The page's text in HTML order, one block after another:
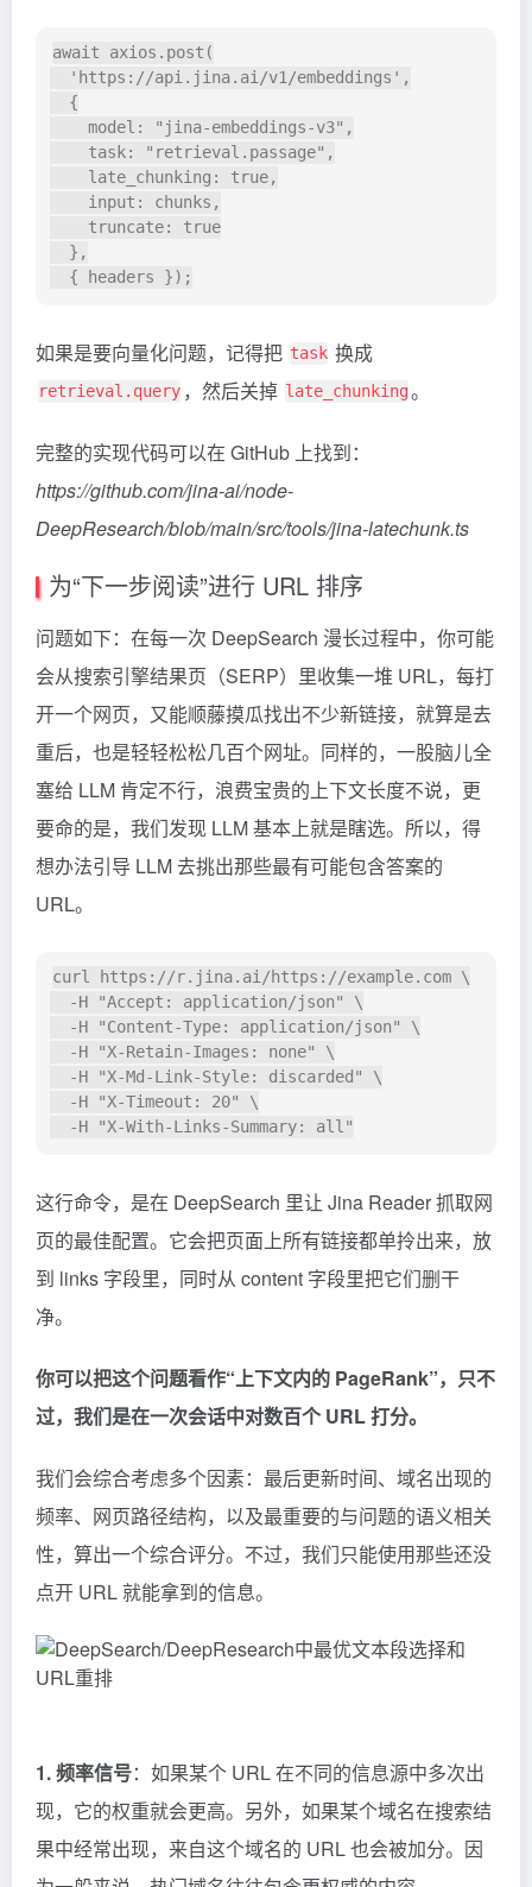
await axios.post(
'https://api.jina.ai/v1/embeddings',
{
model: "jina-embeddings-v3",
task: "retrieval.passage",
late_chunking: true,
input: chunks,
truncate: true
},
如果是要向量化问题，记得把 task 换成
retrieval.query ，然后关掉 late_chunking。
完整的实现代码可以在 GitHub 上找到：
https://github.com/jina-ai/node-
DeepResearch/blob/main/src/tools/jina-latechunk.ts
为“下一步阅读”进行 URL 排序
问题如下：在每一次 DeepSearch 漫长过程中，你可能
会从搜索引擎结果页（SERP）里收集一堆 URL，每打
开一个网页，又能顺藤摸瓜找出不少新链接，就算是去
重后，也是轻轻松松几百个网址。同样的，一股脑儿全
塞给 LLM 肯定不行，浪费宝贵的上下文长度不说，更
要命的是，我们发现 LLM 基本上就是瞎选。所以，得
想办法引导 LLM 去挑出那些最有可能包含答案的
URL。
curl https://r.jina.ai/https://example.com \
-H "Accept: application/json" \
-H "Content-Type: application/json" \
-H "X-Retain-Images: none" \
-H "X-Md-Link-Style: discarded" \
-H "X-Timeout: 20" \
这行命令，是在 DeepSearch 里让 Jina Reader 抓取网
页的最佳配置。它会把页面上所有链接都单拎出来，放
到 links 字段里，同时从 content 字段里把它们删干
净。
你可以把这个问题看作“上下文内的 PageRank”，只不
过，我们是在一次会话中对数百个 URL 打分。
我们会综合考虑多个因素：最后更新时间、域名出现的
频率、网页路径结构，以及最重要的与问题的语义相关
性，算出一个综合评分。不过，我们只能使用那些还没
点开 URL 就能拿到的信息。
1. 频率信号：如果某个 URL 在不同的信息源中多次出
现，它的权重就会更高。另外，如果某个域名在搜索结
果中经常出现，来自这个域名的 URL 也会被加分。因